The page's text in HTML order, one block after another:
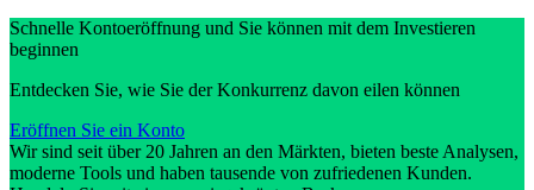
Schnelle Kontoeröffnung und Sie können mit dem Investieren
beginnen
Entdecken Sie, wie Sie der Konkurrenz davon eilen können
Eröffnen Sie ein Konto
Wir sind seit über 20 Jahren an den Märkten, bieten beste Analysen,
moderne Tools und haben tausende von zufriedenen Kunden.